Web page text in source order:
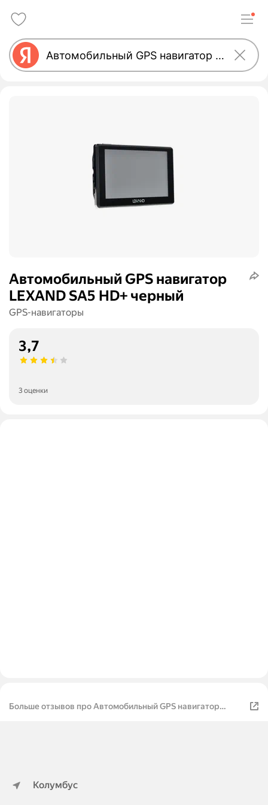
Автомобильный GPS навигатор
LEXAND SA5 HD+ черный
GPS-навигаторы
3,7
3 оценки
Больше отзывов про Автомобильный GPS навигатор
Колумбус